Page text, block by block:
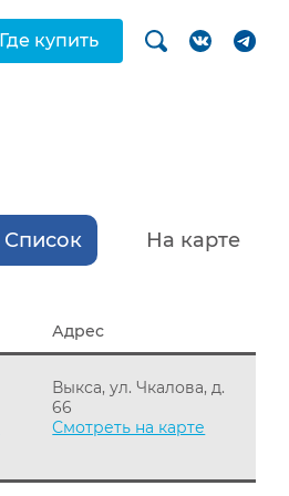
Где купить
Список На карте
Адрес
Выкса, ул. Чкалова, д.
66
Смотреть на карте